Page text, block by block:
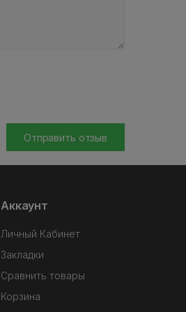
Отправить отзыв
Аккаунт
Личный Кабинет
Закладки
Сравнить товары
Корзина